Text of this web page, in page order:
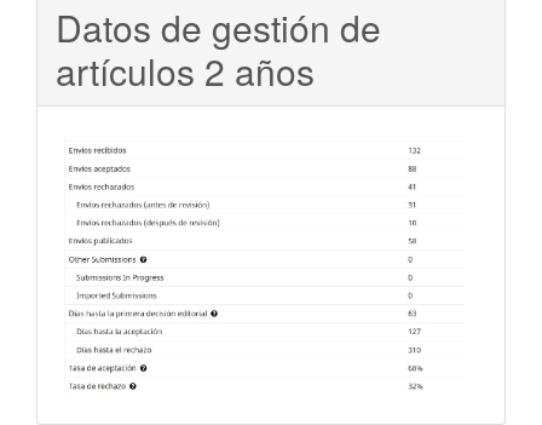
Datos de gestión de
artículos 2 años